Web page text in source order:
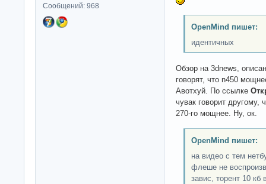
Сообщений: 968
OpenMind пишет:
идентичных
Обзор на 3dnews,
говорят, что n450
Авотхуй. По ссылке
чувак говорит другому,
270-го мощнее. Ну, ок.
OpenMind пишет:
на видео с тем
флеше не
завис, торент 10 кб